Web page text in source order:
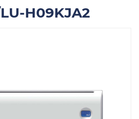
H09KJA2